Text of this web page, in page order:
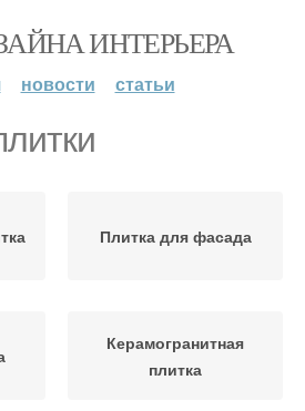
ИНТЕРЬЕРА
новости статьи
Плитка для фасада
Керамогранитная
плитка